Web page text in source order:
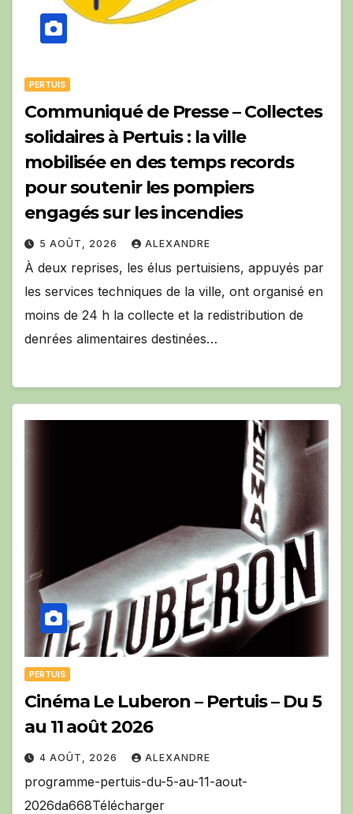
PERTUIS
Communiqué de Presse – Collectes
solidaires à Pertuis : la ville
mobilisée en des temps records
pour soutenir les pompiers
engagés sur les incendies
5 AOÛT, 2026 ALEXANDRE
À deux reprises, les élus pertuisiens, appuyés par
les services techniques de la ville, ont organisé en
moins de 24 h la collecte et la redistribution de
denrées alimentaires destinées…
PERTUIS
Cinéma Le Luberon – Pertuis – Du 5
au 11 août 2026
4 AOÛT, 2026 ALEXANDRE
programme-pertuis-du-5-au-11-aout-
2026da668Télécharger